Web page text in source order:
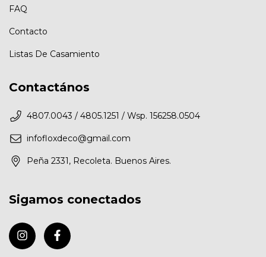
FAQ
Contacto
Listas De Casamiento
Contactános
4807.0043 / 4805.1251 / Wsp. 156258.0504
infofloxdeco@gmail.com
Peña 2331, Recoleta. Buenos Aires.
Sigamos conectados